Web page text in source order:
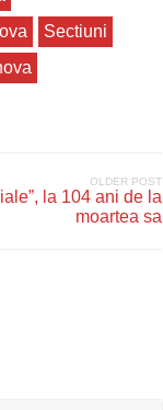
Sectiuni
OLDER POST
la 104 ani de la
moartea sa